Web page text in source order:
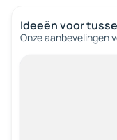
Ideeën voor
Onze aanbevelingen